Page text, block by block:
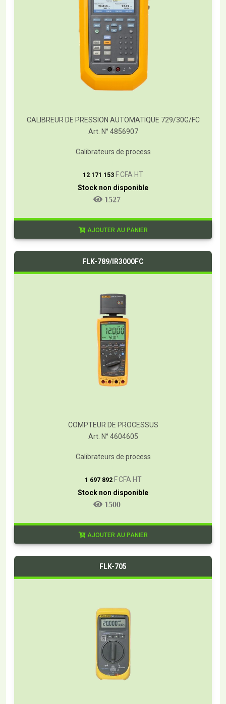
CALIBREUR DE PRESSION AUTOMATIQUE 729/30G/FC
Art. N° 4856907
Calibrateurs de process
12 171 153 F CFA HT
Stock non disponible
1527
AJOUTER AU PANIER
FLK-789/IR3000FC
COMPTEUR DE PROCESSUS
Art. N° 4604605
Calibrateurs de process
1 697 892 F CFA HT
Stock non disponible
1500
AJOUTER AU PANIER
FLK-705